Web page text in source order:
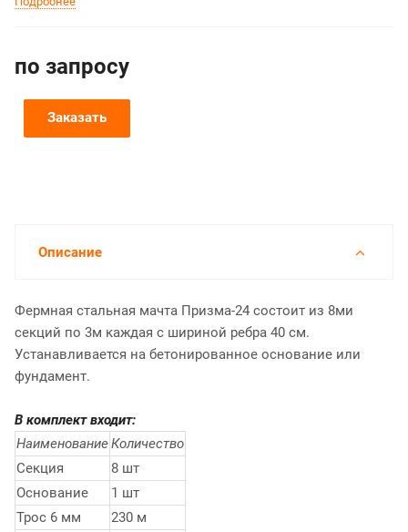
по запросу
Заказать
Описание
Фермная стальная мачта Призма-24 состоит из 8ми
секций по 3м каждая с шириной ребра 40 см.
Устанавливается на бетонированное основание или
фундамент.
В комплект входит:
НаименованиеКоличество
Секция
8 шт
Основание
1 шт
Трос 6 мм
230 м